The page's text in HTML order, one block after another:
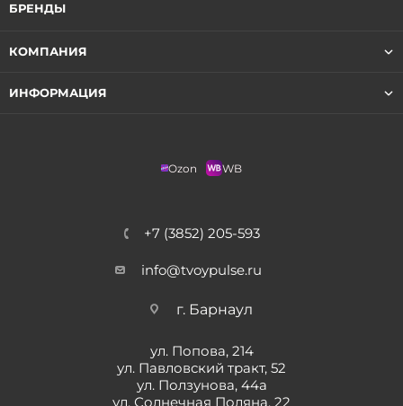
БРЕНДЫ
КОМПАНИЯ
ИНФОРМАЦИЯ
Ozon WB
+7 (3852) 205-593
info@tvoypulse.ru
г. Барнаул
ул. Попова, 214
ул. Павловский тракт, 52
ул. Ползунова, 44а
ул. Солнечная Поляна, 22